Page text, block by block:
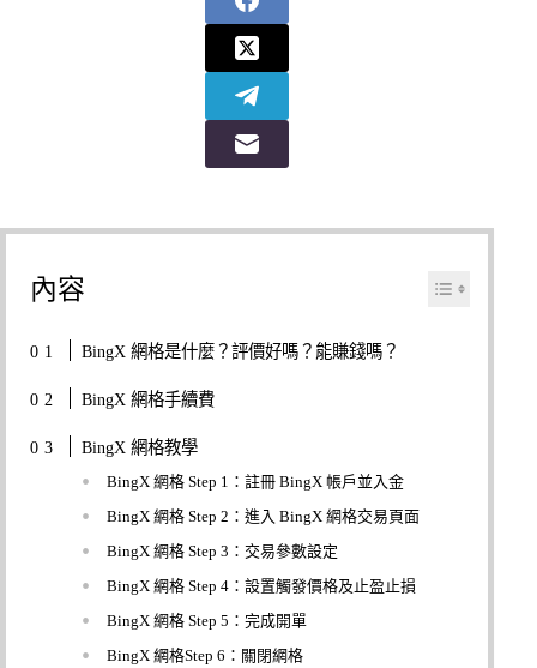
內容
BingX 網格是什麼？評價好嗎？能賺錢嗎？
BingX 網格手續費
BingX 網格教學
BingX 網格 Step 1：註冊 BingX 帳戶並入金
BingX 網格 Step 2：進入 BingX 網格交易頁面
BingX 網格 Step 3：交易參數設定
BingX 網格 Step 4：設置觸發價格及止盈止損
BingX 網格 Step 5：完成開單
BingX 網格Step 6：關閉網格